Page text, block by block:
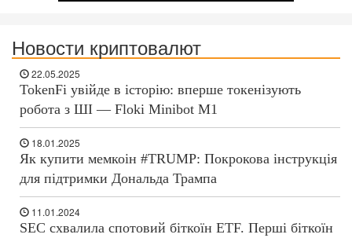
Новости криптовалют
22.05.2025
TokenFi увійде в історію: вперше токенізують
робота з ШІ — Floki Minibot M1
18.01.2025
Як купити мемкоін #TRUMP: Покрокова інструкція
для підтримки Дональда Трампа
11.01.2024
SEC схвалила спотовий біткоїн ETF. Перші біткоїн